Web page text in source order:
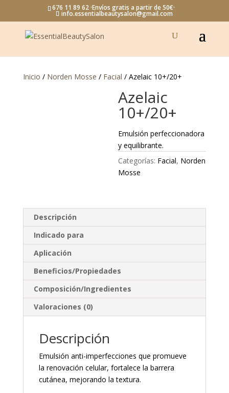
676 11 89 62 ·Envíos gratis a partir de 50€·
info.essentialbeautysalon@gmail.com
Inicio / Norden Mosse / Facial / Azelaic 10+/20+
Azelaic
10+/20+
Emulsión perfeccionadora
y equilibrante.
Categorías: Facial, Norden
Mosse
Descripción
Indicado para
Aplicación
Beneficios/Propiedades
Composición/Ingredientes
Valoraciones (0)
Descripción
Emulsión anti-imperfecciones que promueve
la renovación celular, fortalece la barrera
cutánea, mejorando la textura.